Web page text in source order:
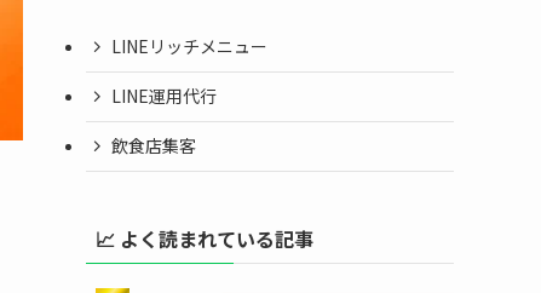
LINEリッチメニュー
LINE運用代行
飲食店集客
📈 よく読まれている記事